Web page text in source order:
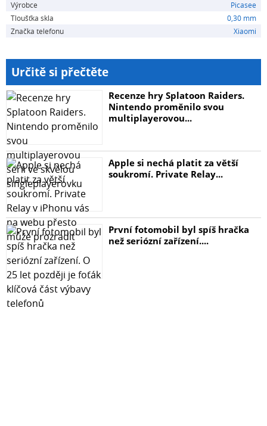
Výrobce
Picasee
Tloušťka skla
0,30 mm
Značka telefonu
Xiaomi
Určitě si přečtěte
Recenze hry Splatoon Raiders.
Nintendo proměnilo svou
multiplayerovou...
Apple si nechá platit za větší
soukromí. Private Relay...
První fotomobil byl spíš hračka
než seriózní zařízení....